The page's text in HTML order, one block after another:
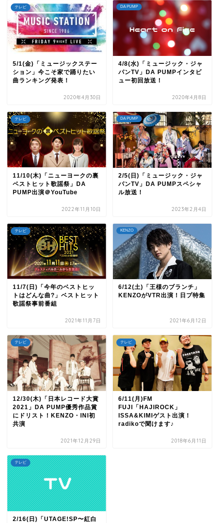
テレビ
5/1(金)「ミュージックステー
ション」今こそ家で踊りたい
曲ランキング発表！
2020年4月30日
DA PUMP
4/8(水)「ミュージック・ジャ
パンTV」DA PUMPインタビ
ュー初回放送！
2020年4月8日
テレビ
11/10(木)「ニューヨークの裏
ベストヒット歌謡祭」DA
PUMP出演＠YouTube
2022年11月10日
DA PUMP
2/5(日)「ミュージック・ジャ
パンTV」DA PUMPスペシャ
ル放送！
2023年2月4日
テレビ
11/7(日)「今年のベストヒッ
トはどんな曲?」ベストヒット
歌謡祭事前番組
2021年11月7日
KENZO
6/12(土)「王様のブランチ」
KENZOがVTR出演！日プ特集
2021年6月12日
テレビ
12/30(木)「日本レコード大賞
2021」DA PUMP優秀作品賞
にドリスト！KENZO・INI初
共演
2021年12月29日
テレビ
6/11(月)FM
FUJI「HAJIROCK」
ISSA&KIMIゲスト出演！
radikoで聞けます♪
2018年6月11日
テレビ
2/16(日)「UTAGE!SP〜紅白